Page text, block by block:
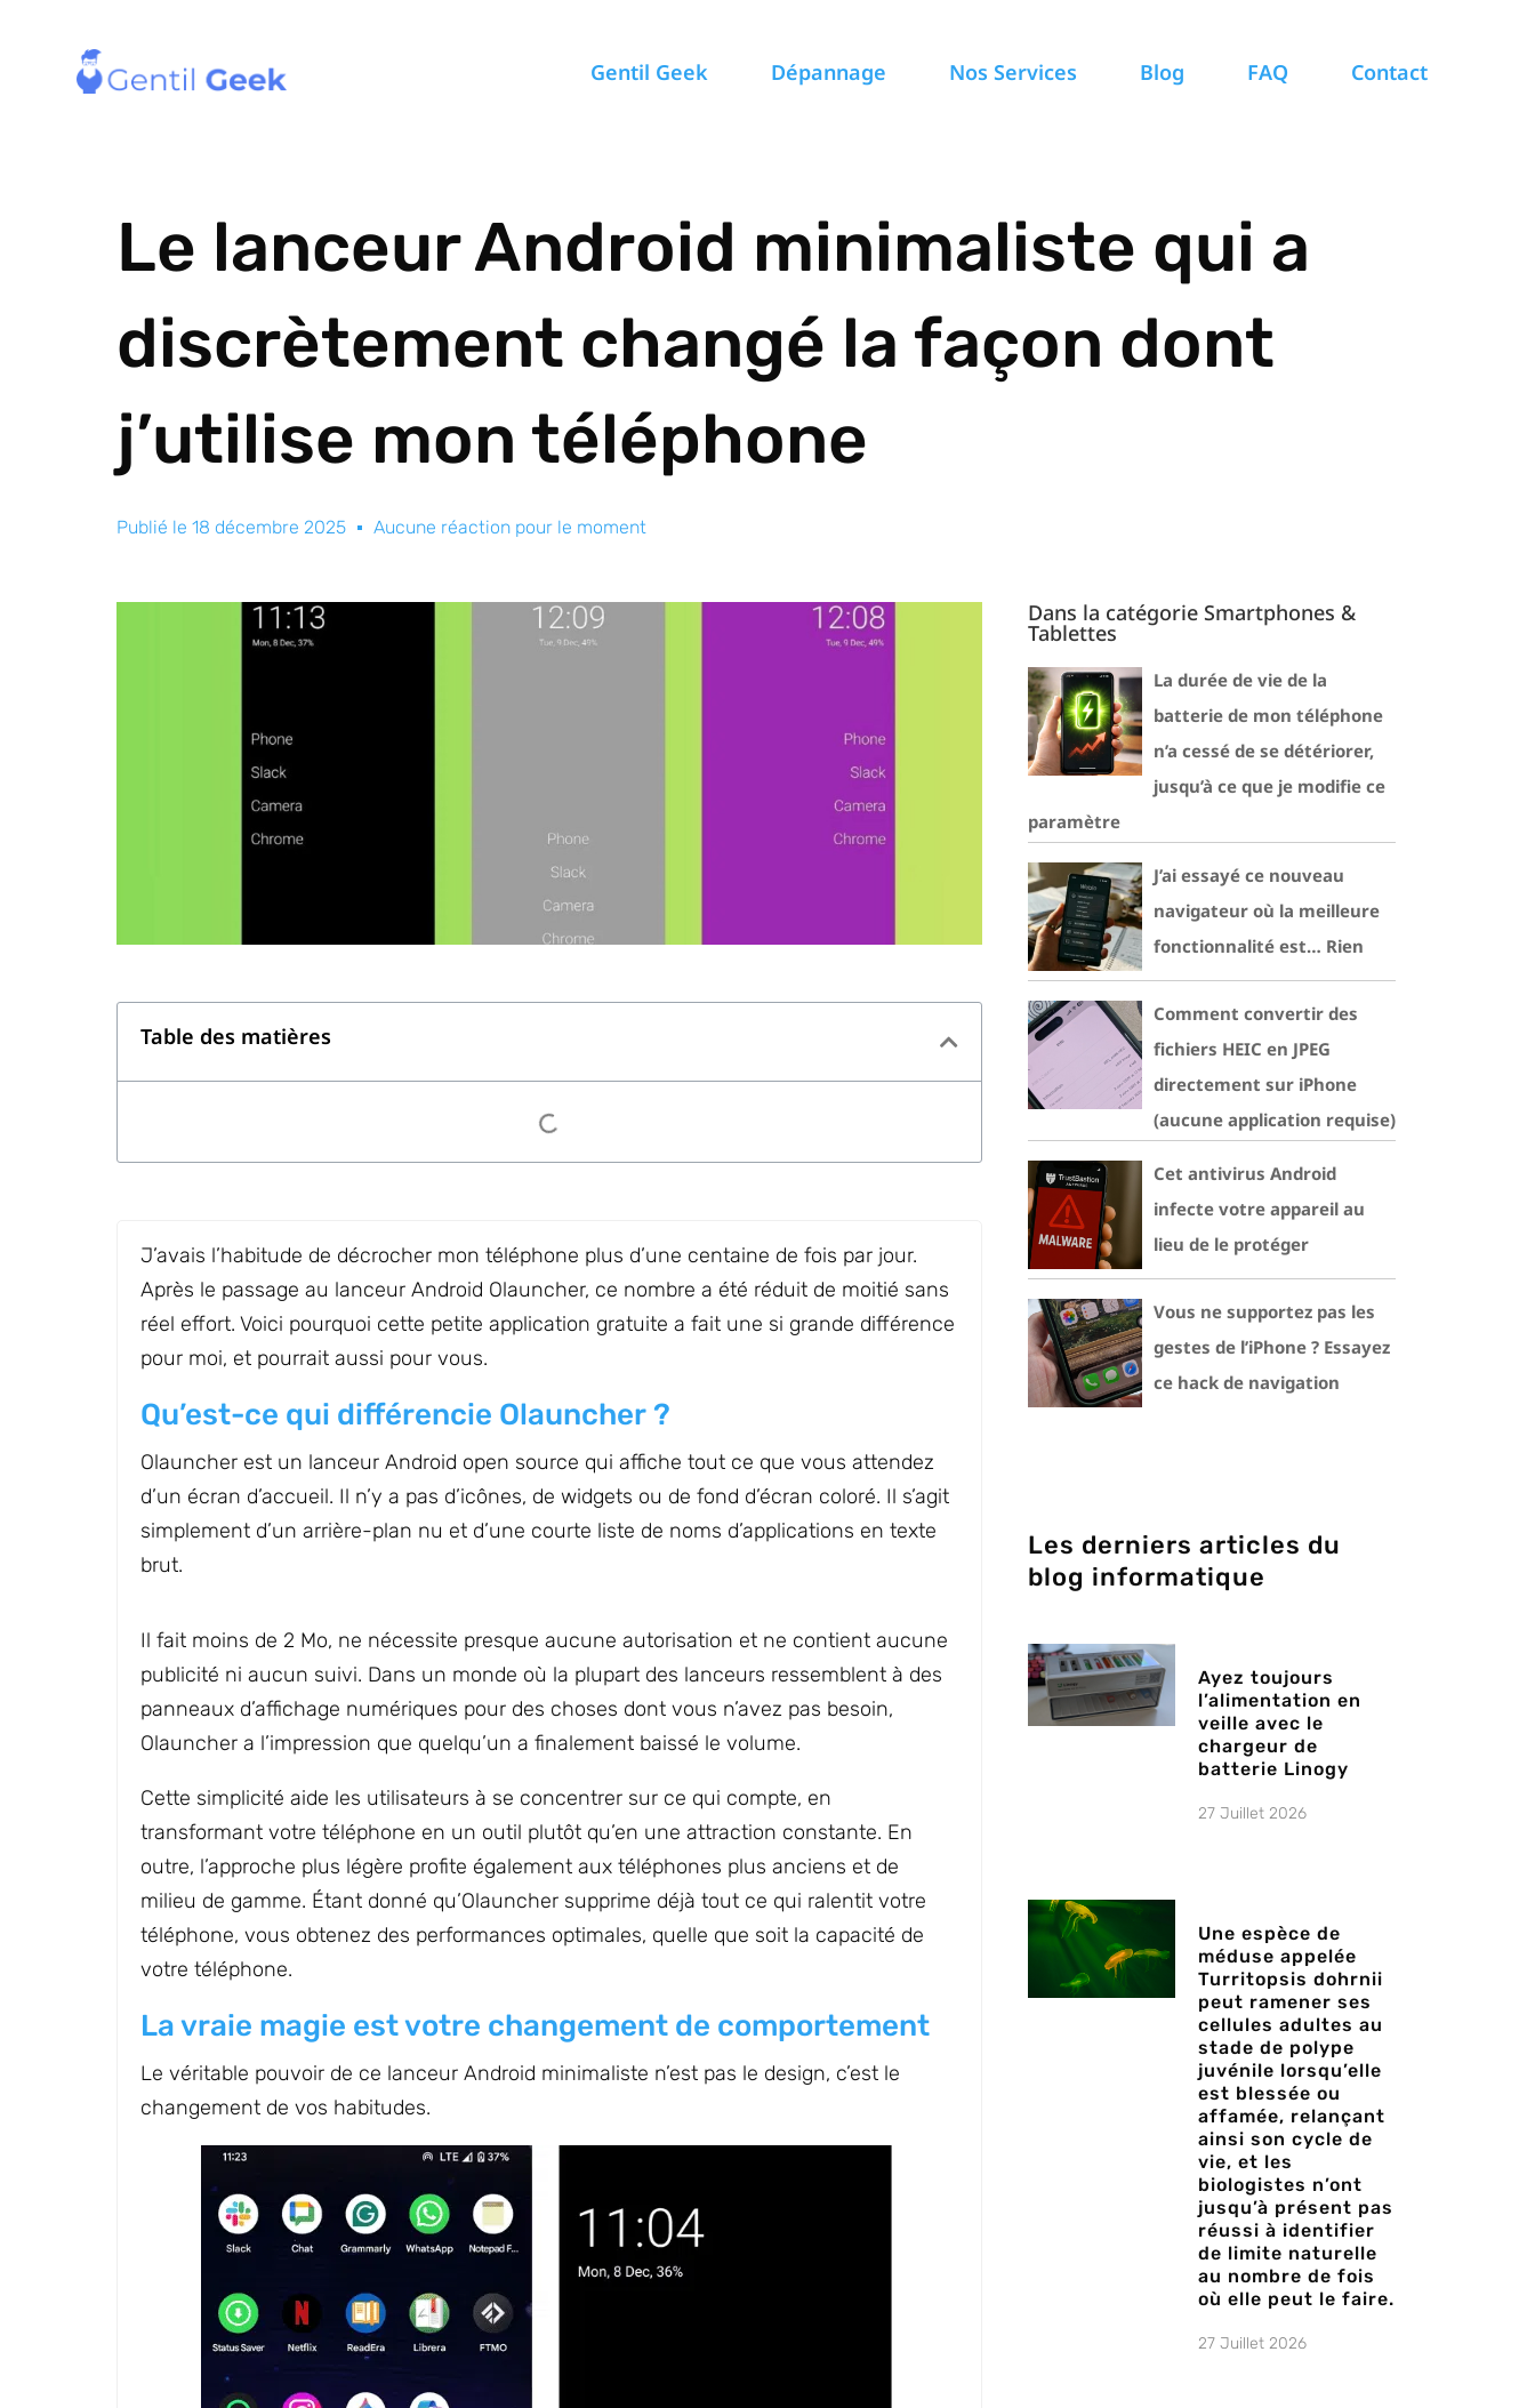
Gentil Geek Dépannage Nos Services Blog FAQ Contact
Le lanceur Android minimaliste qui a
discrètement changé la façon dont
j’utilise mon téléphone
Publié le 18 décembre 2025 Aucune réaction pour le moment
Table des matières
J’avais l’habitude de décrocher mon téléphone plus d’une centaine de fois par jour.
Après le passage au lanceur Android Olauncher, ce nombre a été réduit de moitié sans
réel effort. Voici pourquoi cette petite application gratuite a fait une si grande différence
pour moi, et pourrait aussi pour vous.
Qu’est-ce qui différencie Olauncher ?
Olauncher est un lanceur Android open source qui affiche tout ce que vous attendez
d’un écran d’accueil. Il n’y a pas d’icônes, de widgets ou de fond d’écran coloré. Il s’agit
simplement d’un arrière-plan nu et d’une courte liste de noms d’applications en texte
brut.
Il fait moins de 2 Mo, ne nécessite presque aucune autorisation et ne contient aucune
publicité ni aucun suivi. Dans un monde où la plupart des lanceurs ressemblent à des
panneaux d’affichage numériques pour des choses dont vous n’avez pas besoin,
Olauncher a l’impression que quelqu’un a finalement baissé le volume.
Cette simplicité aide les utilisateurs à se concentrer sur ce qui compte, en
transformant votre téléphone en un outil plutôt qu’en une attraction constante. En
outre, l’approche plus légère profite également aux téléphones plus anciens et de
milieu de gamme. Étant donné qu’Olauncher supprime déjà tout ce qui ralentit votre
téléphone, vous obtenez des performances optimales, quelle que soit la capacité de
votre téléphone.
La vraie magie est votre changement de comportement
Le véritable pouvoir de ce lanceur Android minimaliste n’est pas le design, c’est le
changement de vos habitudes.
Dans la catégorie Smartphones &
Tablettes
La durée de vie de la
batterie de mon téléphone
n’a cessé de se détériorer,
jusqu’à ce que je modifie ce
paramètre
J’ai essayé ce nouveau
navigateur où la meilleure
fonctionnalité est… Rien
Comment convertir des
fichiers HEIC en JPEG
directement sur iPhone
(aucune application requise)
Cet antivirus Android
infecte votre appareil au
lieu de le protéger
Vous ne supportez pas les
gestes de l’iPhone ? Essayez
ce hack de navigation
Les derniers articles du
blog informatique
Ayez toujours
l’alimentation en
veille avec le
chargeur de
batterie Linogy
27 Juillet 2026
Une espèce de
méduse appelée
Turritopsis dohrnii
peut ramener ses
cellules adultes au
stade de polype
juvénile lorsqu’elle
est blessée ou
affamée, relançant
ainsi son cycle de
vie, et les
biologistes n’ont
jusqu’à présent pas
réussi à identifier
de limite naturelle
au nombre de fois
où elle peut le faire.
27 Juillet 2026